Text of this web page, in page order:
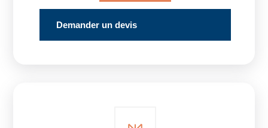
Demander un devis